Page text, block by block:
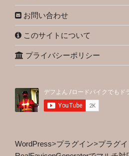
お問い合わせ
このサイトについて
プライバシーポリシー
WordPress>プラグイン>プラグ